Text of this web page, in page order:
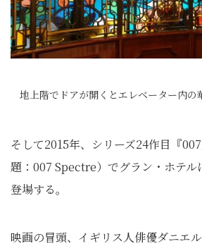
地上階でドアが開くとエレベーター内の
そして2015年、シリーズ24作目『
題：007 Spectre）でグラン・ホテル
登場する。
映画の冒頭、イギリス人俳優ダニエ